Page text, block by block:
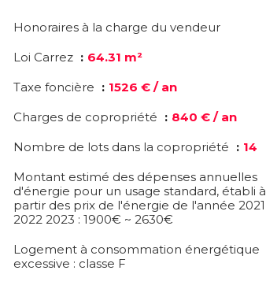
Honoraires à la charge du vendeur
Loi Carrez
64.31 m²
Taxe foncière
1526 € / an
Charges de copropriété
840 € / an
Nombre de lots dans la copropriété
14
Montant estimé des dépenses annuelles
d'énergie pour un usage standard, établi à
partir des prix de l'énergie de l'année 2021
2022 2023 : 1900€ ~ 2630€
Logement à consommation énergétique
excessive : classe F